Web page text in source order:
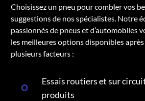
Choisissez un pneu pour combler vos
suggestions de nos spécialistes. Notre
passionnés de pneus et d’automobiles
les meilleures options disponibles après
plusieurs facteurs :
Essais routiers et sur
produits